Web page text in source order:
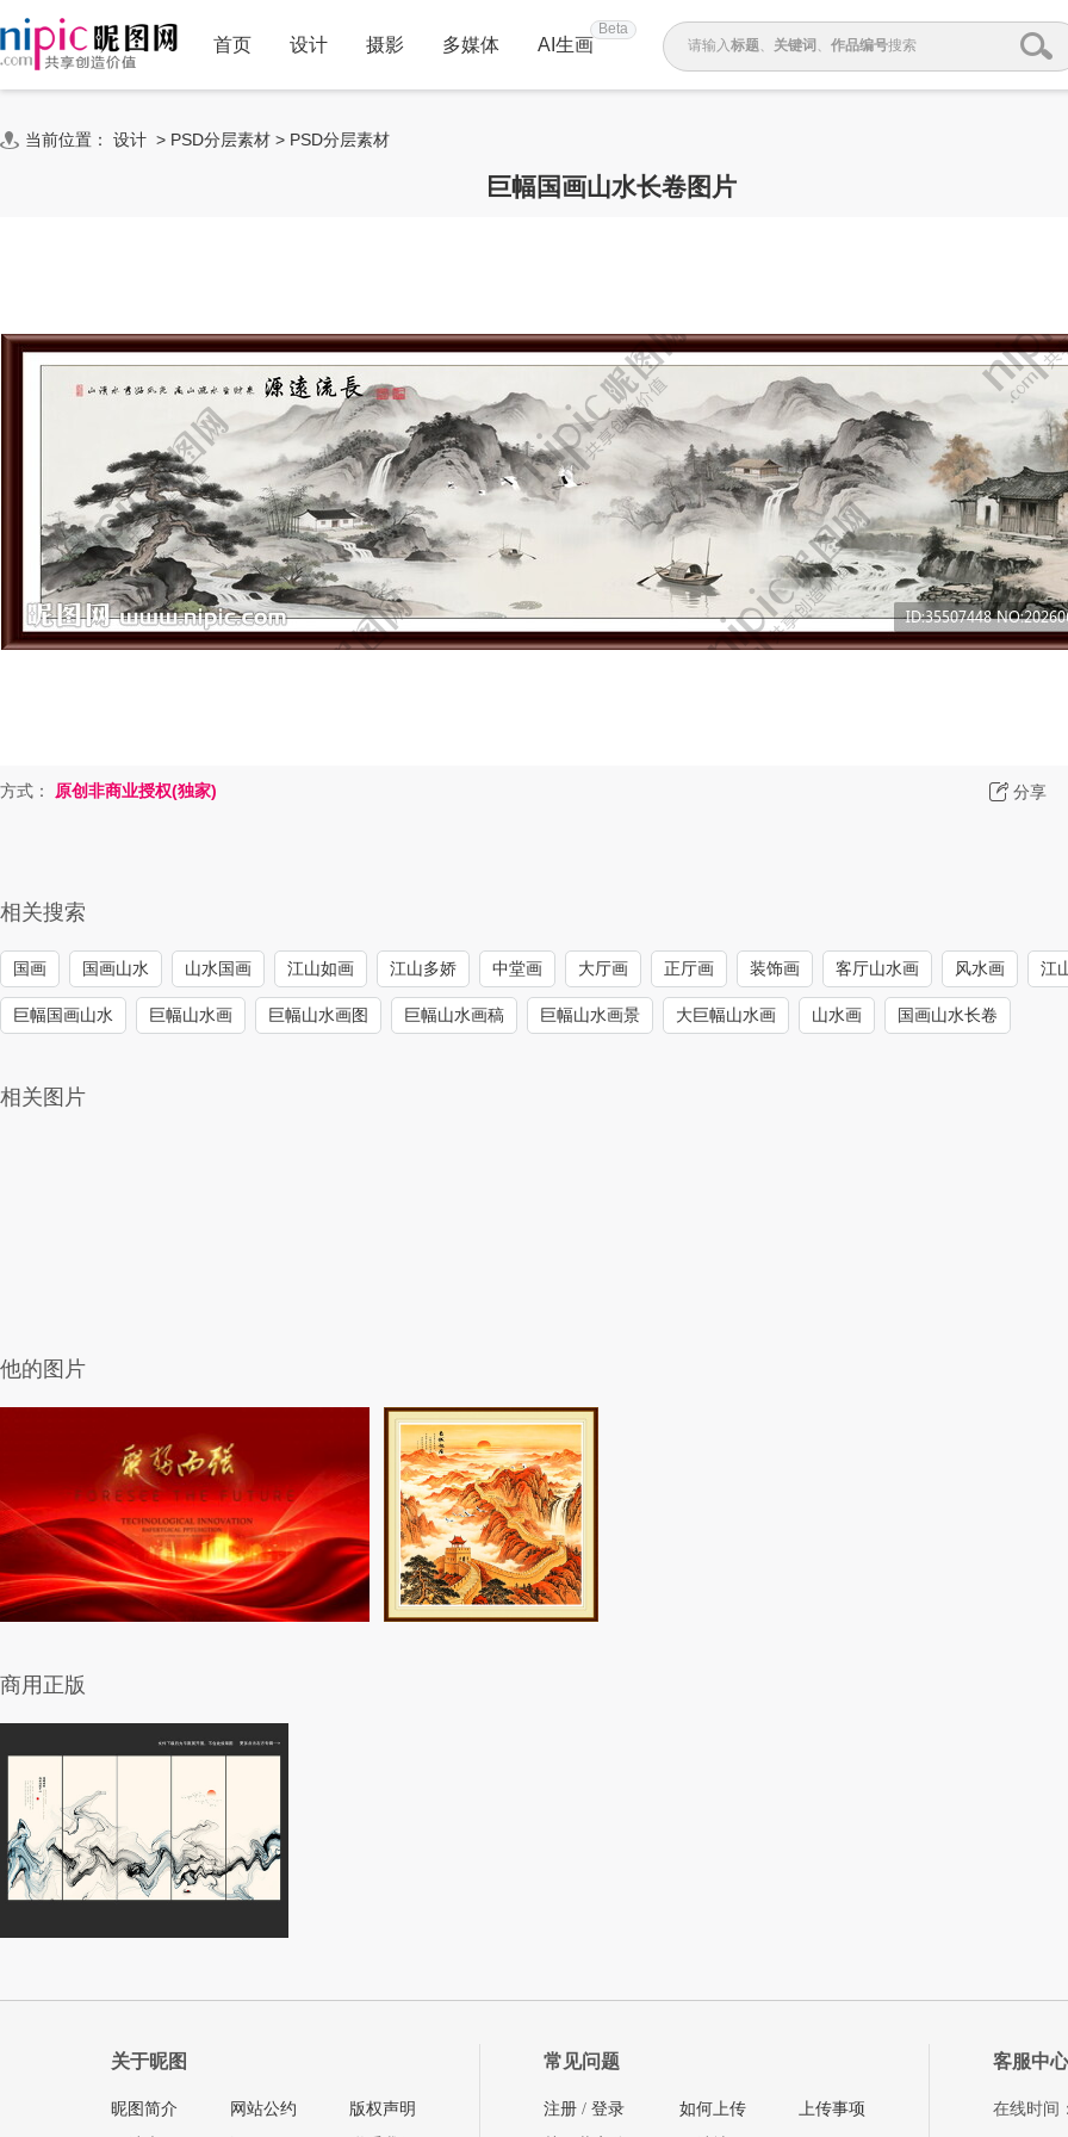
首页 设计 摄影 多媒体 AI生画
Beta
请输入标题、 关键词 、 作品编号搜索
当前位置： 设计 > PSD分层素材 > PSD分层素材
巨幅国画山水长卷图片
分享
方式： 原创非商业授权(独家)
相关搜索
国画 国画山水 山水国画 江山如画 江山多娇 中堂画 大厅画 正厅画 装饰画 客厅山水画 风水画 江
巨幅国画山水 巨幅山水画 巨幅山水画图 巨幅山水画稿 巨幅山水画景 大巨幅山水画 山水画 国画山水长卷
相关图片
他的图片
商用正版
关于昵图
昵图简介
网站公约
版权声明
常见问题
注册 / 登录
如何上传
上传事项
客服中心
在线时间